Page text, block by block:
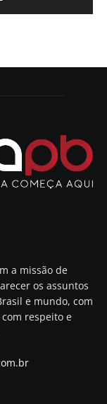
a missão de
os assuntos
e mundo, com
respeito e